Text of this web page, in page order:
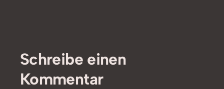
Schreibe einen
Kommentar